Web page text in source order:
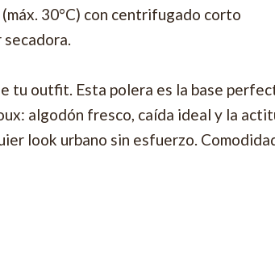
(máx. 30°C) con centrifugado corto
secadora.
tu outfit. Esta polera es la base
algodón fresco, caída ideal y la
look urbano sin esfuerzo.